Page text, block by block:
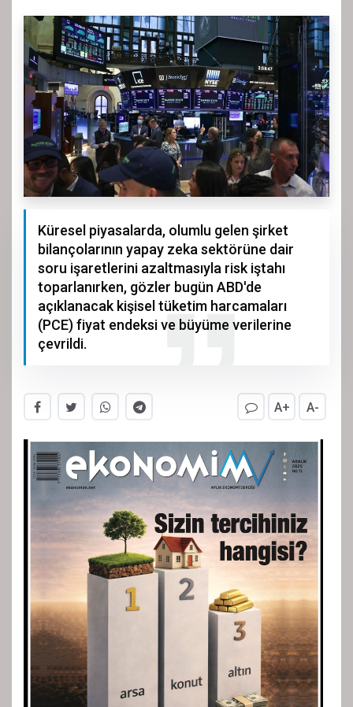
Küresel piyasalarda, olumlu gelen şirket
bilançolarının yapay zeka sektörüne dair
soru işaretlerini azaltmasıyla risk iştahı
toparlanırken, gözler bugün ABD'de
açıklanacak kişisel tüketim harcamaları
(PCE) fiyat endeksi ve büyüme verilerine
çevrildi.
A+ A-